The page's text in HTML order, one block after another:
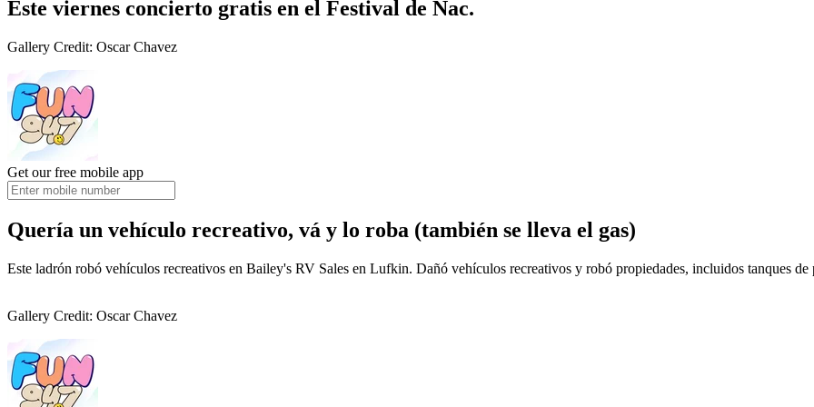
Este viernes concierto gratis en el Festival de Nac.
Gallery Credit: Oscar Chavez
Get our free mobile app
Quería un vehículo recreativo, vá y lo roba (también se lleva el gas)
Este ladrón robó vehículos recreativos en Bailey's RV Sales en Lufkin. Dañó vehículos recreativos y robó propiedades, incluidos tanques de
Gallery Credit: Oscar Chavez